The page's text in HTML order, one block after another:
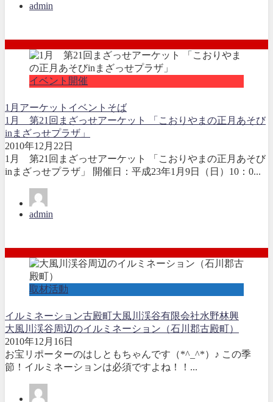
admin
イベント開催
1月 アーケット イベント そば
1月 第21回まざっせアーケット 「こおりやまの正月あそび
inまざっせプラザ」
2010年12月22日
1月 第21回まざっせアーケット 「こおりやまの正月あそび
inまざっせプラザ」 開催日：平成23年1月9日（日）10：0...
admin
取材活動
イルミネーション古殿町大風川渓谷有限会社水野林興
大風川渓谷周辺のイルミネーション（石川郡古殿町）
2010年12月16日
お宝リポーターのはしともちゃんです（*^_^*）♪ この季
節！イルミネーションは必須ですよね！！...